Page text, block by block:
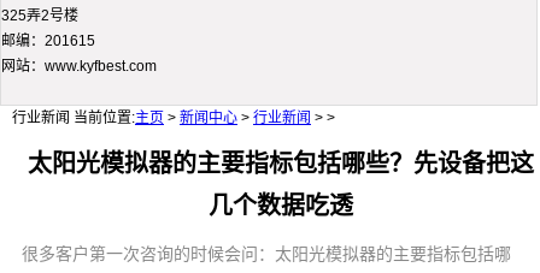
325弄2号楼
邮编：201615
网站：www.kyfbest.com
行业新闻 当前位置:主页 > 新闻中心 > 行业新闻 > >
太阳光模拟器的主要指标包括哪些？先设备把这
几个数据吃透
很多客户第一次咨询的时候会问：太阳光模拟器的主要指标包括哪